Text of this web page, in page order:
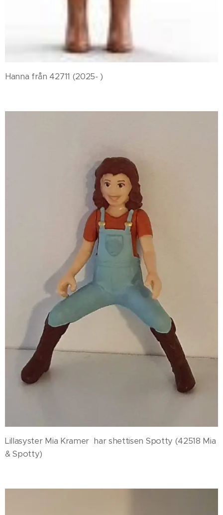
Hanna från 42711 (2025- )
Lillasyster Mia Kramer har shettisen Spotty (42518 Mia
& Spotty)